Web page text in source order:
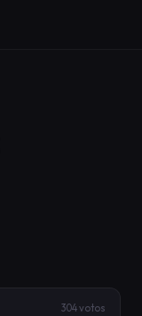
304 votos